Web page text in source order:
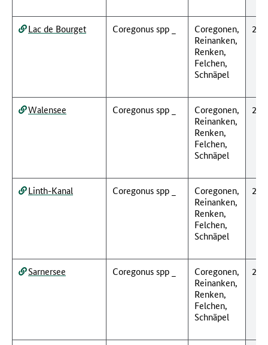
Lac de Bourget Coregonus spp _
Coregonen,
Reinanken,
Renken,
Felchen,
Schnäpel
Walensee Coregonus spp _
Coregonen,
Reinanken,
Renken,
Felchen,
Schnäpel
Linth-Kanal Coregonus spp _
Coregonen,
Reinanken,
Renken,
Felchen,
Schnäpel
Sarnersee Coregonus spp _
Coregonen,
Reinanken,
Renken,
Felchen,
Schnäpel